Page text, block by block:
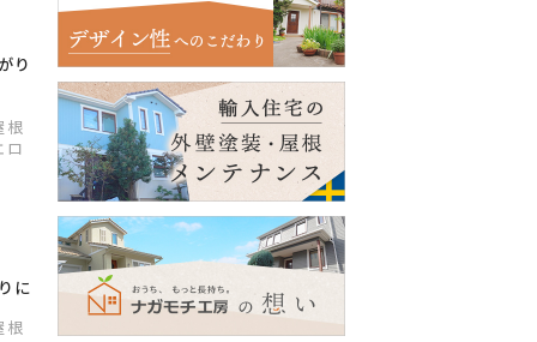
り
根
ロ
に
根